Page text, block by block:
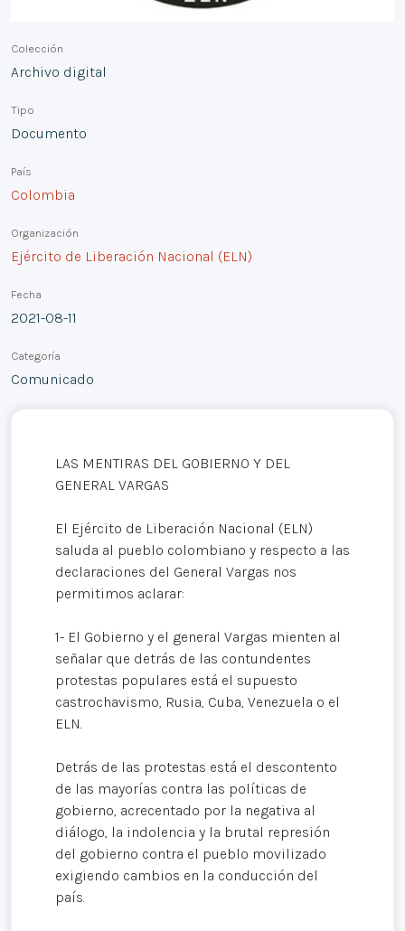
Colección
Archivo digital
Tipo
Documento
País
Colombia
Organización
Ejército de Liberación Nacional (ELN)
Fecha
2021-08-11
Categoría
Comunicado
LAS MENTIRAS DEL GOBIERNO Y DEL
GENERAL VARGAS
El Ejército de Liberación Nacional (ELN)
saluda al pueblo colombiano y respecto a las
declaraciones del General Vargas nos
permitimos aclarar:
1- El Gobierno y el general Vargas mienten al
señalar que detrás de las contundentes
protestas populares está el supuesto
castrochavismo, Rusia, Cuba, Venezuela o el
ELN.
Detrás de las protestas está el descontento
de las mayorías contra las políticas de
gobierno, acrecentado por la negativa al
diálogo, la indolencia y la brutal represión
del gobierno contra el pueblo movilizado
exigiendo cambios en la conducción del
país.